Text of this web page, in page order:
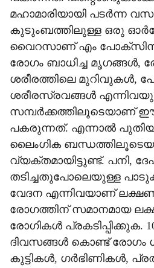
മഹാമാരിയായി പടര്‍ന്ന
കുടുംബത്തിലുള്ള ഒരു
വൈറസാണ് എം പോക്‌സിന്
രോഗം ബാധിച്ച മൃഗങ്ങള്‍,
ശരീരത്തിലെ മുറിവുകള്‍,
ശരീരസ്രവങ്ങള്‍
സമ്പര്‍ക്കത്തിലൂടെയാണ്
പകരുന്നത്. എന്നാല്‍
ലൈംഗിക
വ്യക്തമായിട്ടുണ്ട്. പനി,
തടിച്ചതുപോലെയുള്ള
വേദന എന്നിവയാണ്
രോഗത്തിന് സമാനമായ
രോഗികള്‍ പ്രകടിപ്പിക്കുക.
ദിവസങ്ങള്‍ കൊണ്ട് രോഗം
കുട്ടികള്‍, ഗര്‍ഭിണികള്‍,